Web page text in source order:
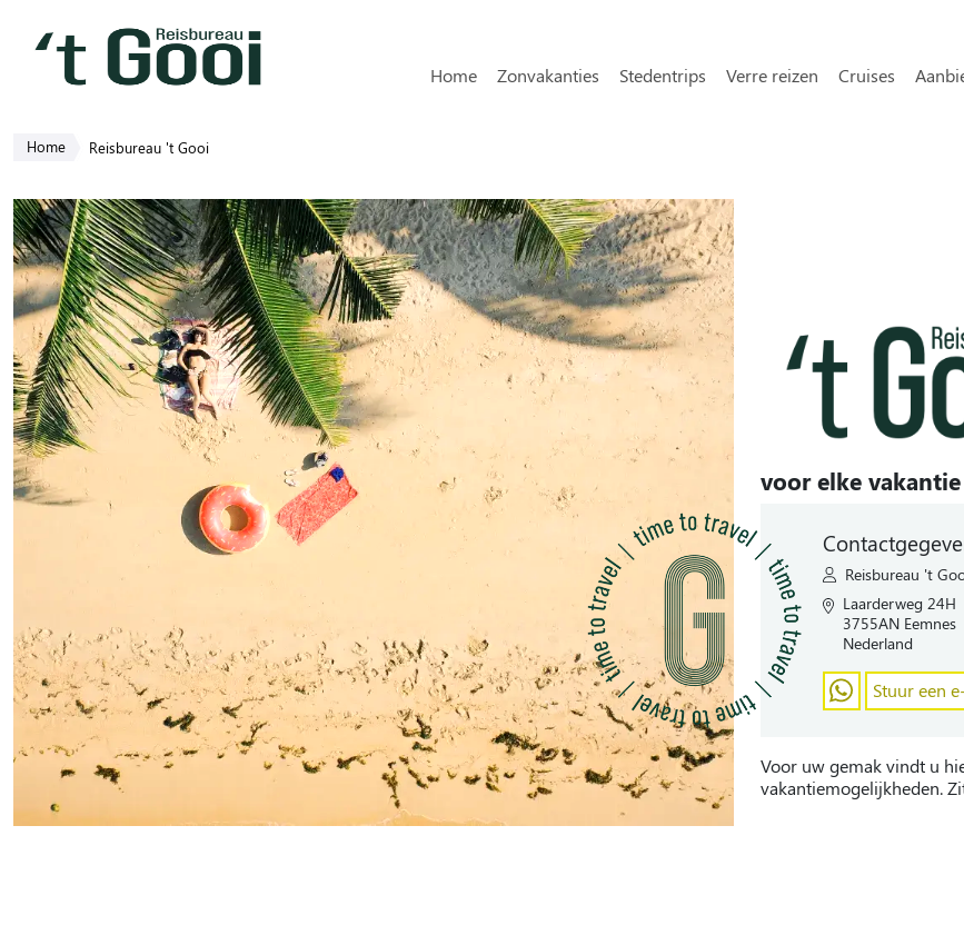
Hoofdnavigatie
Home Zonvakanties Stedentrips Verre reizen Cruises
Home Reisbureau 't Gooi
voor elke
Reisbureau 't
Laarderweg 24H
3755AN Eemnes
Nederland
Stuur een
Voor uw gemak vindt u
vakantiemogelijkheden.